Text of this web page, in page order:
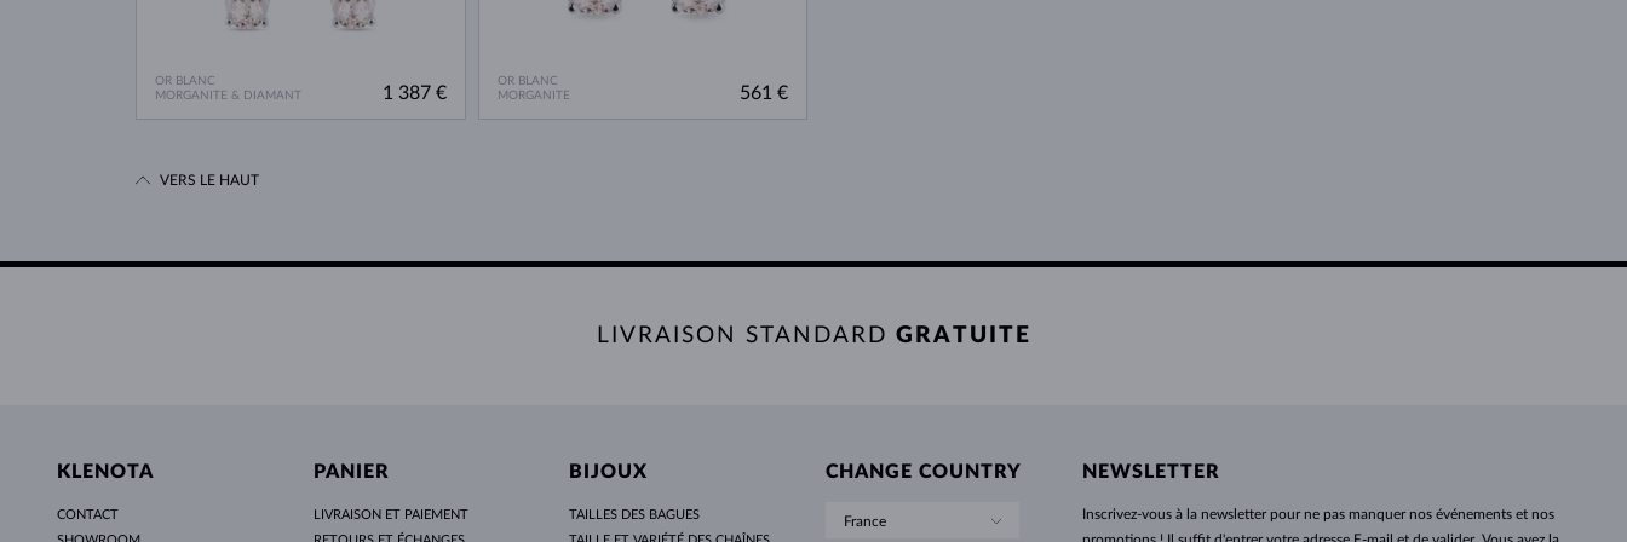
OR BLANC
MORGANITE & DIAMANT
1 387 €
OR BLANC
MORGANITE
561 €
VERS LE HAUT
LIVRAISON STANDARD GRATUITE
KLENOTA
CONTACT
PANIER
LIVRAISON ET PAIEMENT
BIJOUX
TAILLES DES BAGUES
CHANGE COUNTRY
France
NEWSLETTER
Inscrivez-vous àla newsletter pour ne pas manquer nos événements et nos